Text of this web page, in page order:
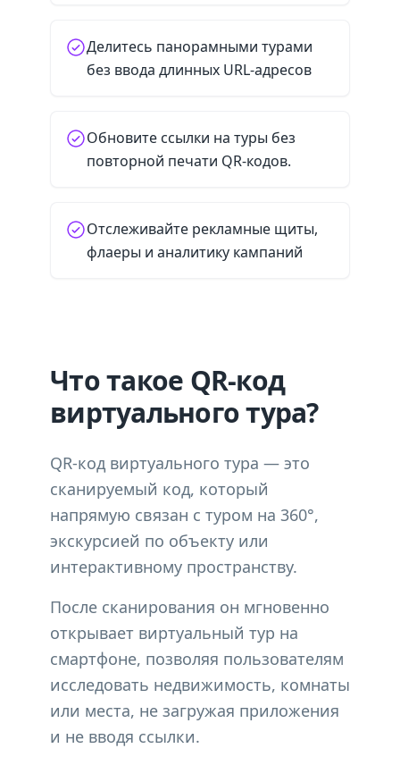
Делитесь панорамными турами
без ввода длинных URL-адресов
Обновите ссылки на туры без
повторной печати QR-кодов.
Отслеживайте рекламные щиты,
флаеры и аналитику кампаний
Что такое QR-код
виртуального тура?
QR-код виртуального тура — это
сканируемый код, который
напрямую связан с туром на 360°,
экскурсией по объекту или
интерактивному пространству.
После сканирования он мгновенно
открывает виртуальный тур на
смартфоне, позволяя пользователям
исследовать недвижимость, комнаты
или места, не загружая приложения
и не вводя ссылки.